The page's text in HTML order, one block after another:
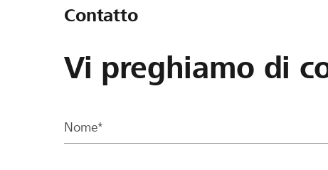
Contatto
Vi preghiamo di
Nome*